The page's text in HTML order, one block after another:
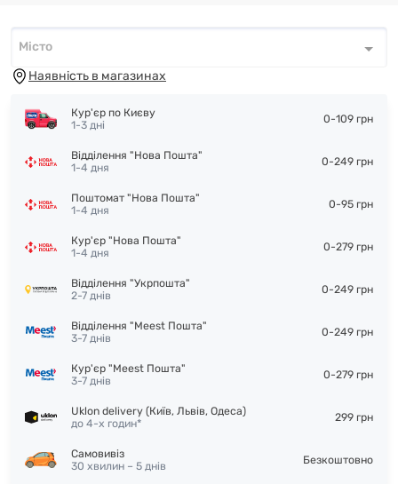
Місто*
Місто
Наявність в магазинах
Кур'єр по Києву
1-3 дні
0-109 грн
Відділення "Нова Пошта"
1-4 дня
0-249 грн
Поштомат "Нова Пошта"
1-4 дня
0-95 грн
Кур'єр "Нова Пошта"
1-4 дня
0-279 грн
Відділення "Укрпошта"
2-7 днів
0-249 грн
Відділення "Meest Пошта"
3-7 днів
0-249 грн
Кур'єр "Meest Пошта"
3-7 днів
0-279 грн
Uklon delivery (Київ, Львів, Одеса)
до 4-х годин*
299 грн
Самовивіз
30 хвилин – 5 днів
Безкоштовно